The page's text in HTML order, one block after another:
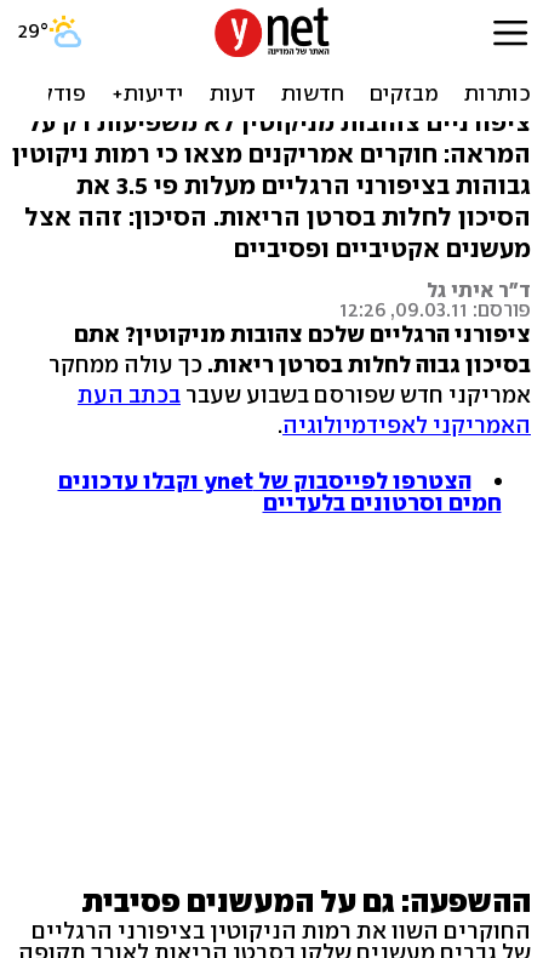
מחקר: רמת הניקוטין
בציפורניים חוזה סרטן ריאות
ציפורניים צהובות מניקוטין לא משפיעות רק על
המראה: חוקרים אמריקנים מצאו כי רמות ניקוטין
גבוהות בציפורני הרגליים מעלות פי 3.5 את
הסיכון לחלות בסרטן הריאות. הסיכון: זהה אצל
מעשנים אקטיביים ופסיביים
ד"ר איתי גל
פורסם: 09.03.11, 12:26
ציפורני הרגליים שלכם צהובות מניקוטין? אתם
בסיכון גבוה לחלות בסרטן ריאות. כך עולה ממחקר
אמריקני חדש שפורסם בשבוע שעבר בכתב העת
האמריקני לאפידמיולוגיה.
הצטרפו לפייסבוק של ynet וקבלו עדכונים
חמים וסרטונים בלעדיים
ההשפעה: גם על המעשנים פסיבית
החוקרים השוו את רמות הניקוטין בציפורני הרגליים